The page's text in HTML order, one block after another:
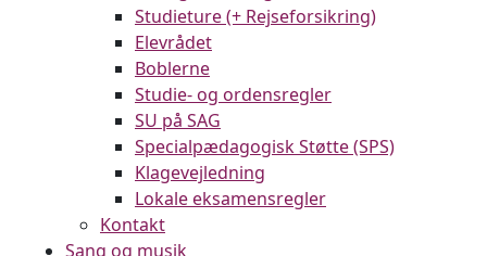
Studieture (+ Rejseforsikring)
Elevrådet
Boblerne
Studie- og ordensregler
SU på SAG
Specialpædagogisk Støtte (SPS)
Klagevejledning
Lokale eksamensregler
Kontakt
Sang og musik